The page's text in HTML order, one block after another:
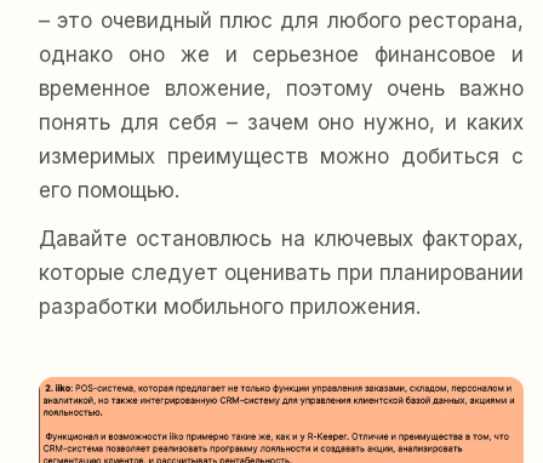
– это очевидный плюс для любого ресторана,
однако оно же и серьезное финансовое и
временное вложение, поэтому очень важно
понять для себя – зачем оно нужно, и каких
измеримых преимуществ можно добиться с
его помощью.
Давайте остановлюсь на ключевых факторах,
которые следует оценивать при планировании
разработки мобильного приложения.